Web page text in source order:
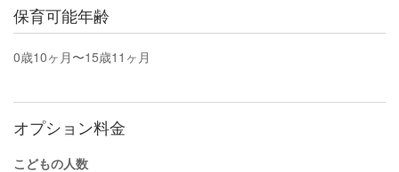
保育可能年齢
0歳10ヶ月〜15歳11ヶ月
オプション料金
こどもの人数